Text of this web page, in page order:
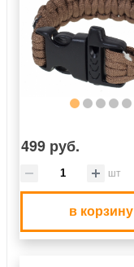
499 руб.
шт
в корзину